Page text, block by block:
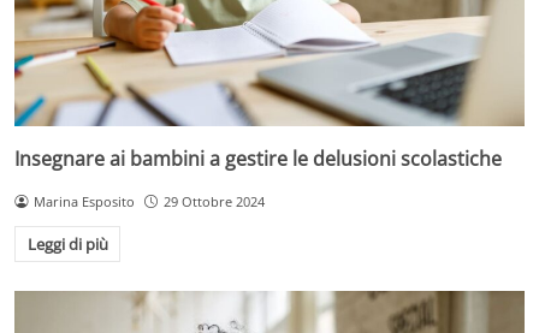
Insegnare ai bambini a gestire le delusioni scolastiche
Marina Esposito 29 Ottobre 2024
Leggi di più